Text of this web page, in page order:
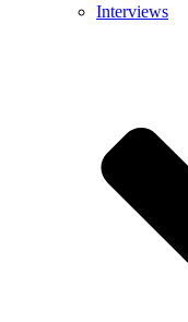
Interviews